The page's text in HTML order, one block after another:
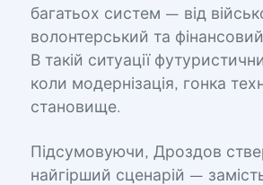
багатьох систем — від
волонтерський та
В такій ситуації
коли модернізація, гонка
становище.
Підсумовуючи, Дроздов
найгірший сценарій —